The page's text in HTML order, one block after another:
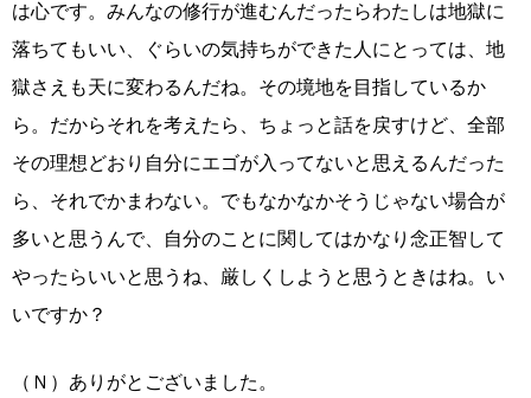
は心です。みんなの修行が進むんだったらわたしは地獄に
落ちてもいい、ぐらいの気持ちができた人にとっては、地
獄さえも天に変わるんだね。その境地を目指しているか
ら。だからそれを考えたら、ちょっと話を戻すけど、全部
その理想どおり自分にエゴが入ってないと思えるんだった
ら、それでかまわない。でもなかなかそうじゃない場合が
多いと思うんで、自分のことに関してはかなり念正智して
やったらいいと思うね、厳しくしようと思うときはね。い
いですか？
（Ｎ）ありがとございました。